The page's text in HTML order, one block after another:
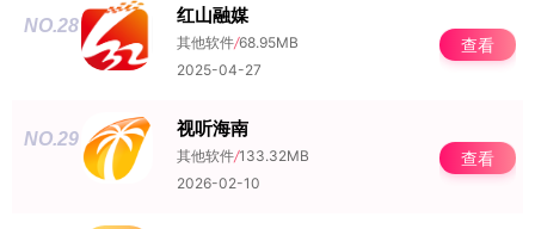
NO.28 红山融媒
其他软件/68.95MB
2025-04-27
查看
NO.29 视听海南
其他软件/133.32MB
2026-02-10
查看